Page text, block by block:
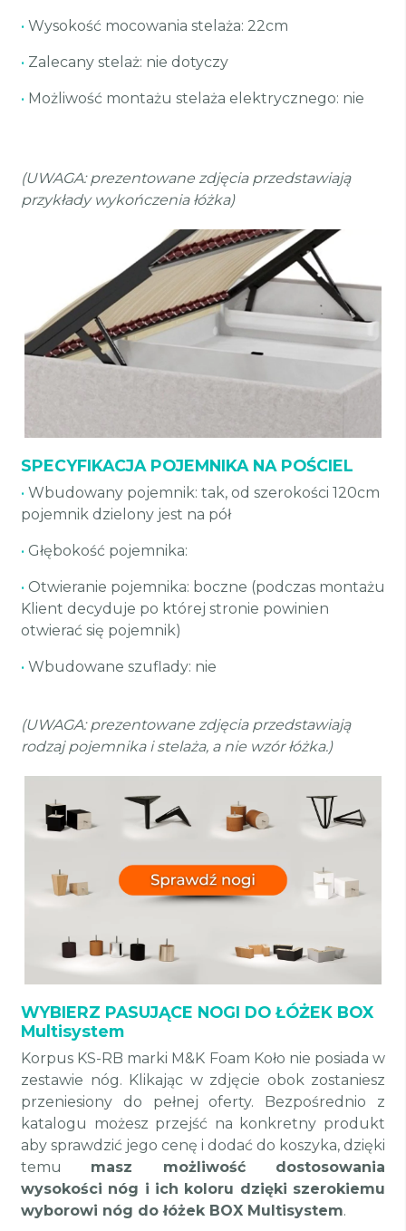
• Wysokość mocowania stelaża: 22cm
• Zalecany stelaż: nie dotyczy
• Możliwość montażu stelaża elektrycznego: nie
(UWAGA: prezentowane zdjęcia przedstawiają
przykłady wykończenia łóżka)
SPECYFIKACJA POJEMNIKA NA POŚCIEL
• Wbudowany pojemnik: tak, od szerokości 120cm
pojemnik dzielony jest na pół
• Głębokość pojemnika:
• Otwieranie pojemnika: boczne (podczas montażu
Klient decyduje po której stronie powinien
otwierać się pojemnik)
• Wbudowane szuflady: nie
(UWAGA: prezentowane zdjęcia przedstawiają
rodzaj pojemnika i stelaża, a nie wzór łóżka.)
WYBIERZ PASUJĄCE NOGI DO ŁÓŻEK BOX
Multisystem
Korpus KS-RB marki M&K Foam Koło nie posiada w
zestawie nóg. Klikając w zdjęcie obok zostaniesz
przeniesiony do pełnej oferty. Bezpośrednio z
katalogu możesz przejść na konkretny produkt
aby sprawdzić jego cenę i dodać do koszyka, dzięki
temu masz możliwość dostosowania
wysokości nóg i ich koloru dzięki szerokiemu
wyborowi nóg do łóżek BOX Multisystem.